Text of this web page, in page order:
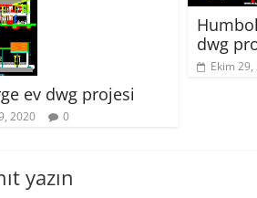
ev dwg projesi
2020 0
dwg
Ekim
yazın